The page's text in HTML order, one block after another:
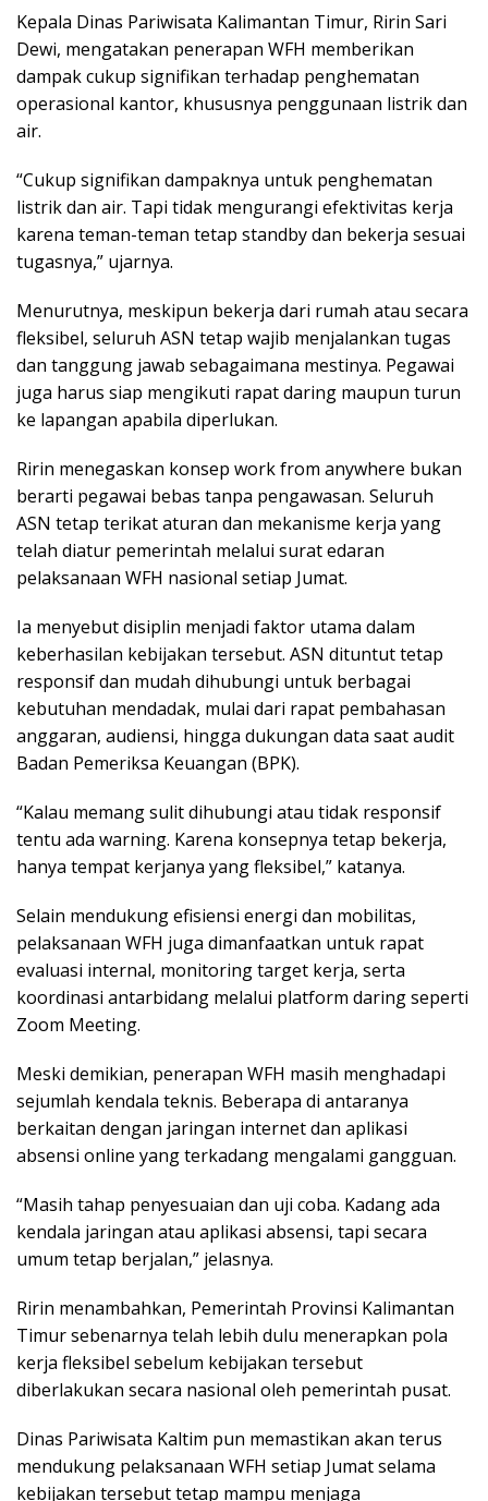
Kepala Dinas Pariwisata Kalimantan Timur, Ririn Sari
Dewi, mengatakan penerapan WFH memberikan
dampak cukup signifikan terhadap penghematan
operasional kantor, khususnya penggunaan listrik dan
air.
“Cukup signifikan dampaknya untuk penghematan
listrik dan air. Tapi tidak mengurangi efektivitas kerja
karena teman-teman tetap standby dan bekerja sesuai
tugasnya,” ujarnya.
Menurutnya, meskipun bekerja dari rumah atau secara
fleksibel, seluruh ASN tetap wajib menjalankan tugas
dan tanggung jawab sebagaimana mestinya. Pegawai
juga harus siap mengikuti rapat daring maupun turun
ke lapangan apabila diperlukan.
Ririn menegaskan konsep work from anywhere bukan
berarti pegawai bebas tanpa pengawasan. Seluruh
ASN tetap terikat aturan dan mekanisme kerja yang
telah diatur pemerintah melalui surat edaran
pelaksanaan WFH nasional setiap Jumat.
Ia menyebut disiplin menjadi faktor utama dalam
keberhasilan kebijakan tersebut. ASN dituntut tetap
responsif dan mudah dihubungi untuk berbagai
kebutuhan mendadak, mulai dari rapat pembahasan
anggaran, audiensi, hingga dukungan data saat audit
Badan Pemeriksa Keuangan (BPK).
“Kalau memang sulit dihubungi atau tidak responsif
tentu ada warning. Karena konsepnya tetap bekerja,
hanya tempat kerjanya yang fleksibel,” katanya.
Selain mendukung efisiensi energi dan mobilitas,
pelaksanaan WFH juga dimanfaatkan untuk rapat
evaluasi internal, monitoring target kerja, serta
koordinasi antarbidang melalui platform daring seperti
Zoom Meeting.
Meski demikian, penerapan WFH masih menghadapi
sejumlah kendala teknis. Beberapa di antaranya
berkaitan dengan jaringan internet dan aplikasi
absensi online yang terkadang mengalami gangguan.
“Masih tahap penyesuaian dan uji coba. Kadang ada
kendala jaringan atau aplikasi absensi, tapi secara
umum tetap berjalan,” jelasnya.
Ririn menambahkan, Pemerintah Provinsi Kalimantan
Timur sebenarnya telah lebih dulu menerapkan pola
kerja fleksibel sebelum kebijakan tersebut
diberlakukan secara nasional oleh pemerintah pusat.
Dinas Pariwisata Kaltim pun memastikan akan terus
mendukung pelaksanaan WFH setiap Jumat selama
kebijakan tersebut tetap mampu menjaga